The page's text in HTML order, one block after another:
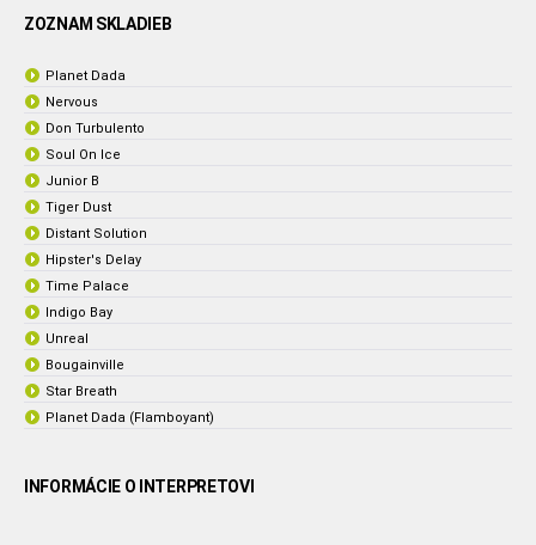
ZOZNAM SKLADIEB
Planet Dada
Nervous
Don Turbulento
Soul On Ice
Junior B
Tiger Dust
Distant Solution
Hipster's Delay
Time Palace
Indigo Bay
Unreal
Bougainville
Star Breath
Planet Dada (Flamboyant)
INFORMÁCIE O INTERPRETOVI